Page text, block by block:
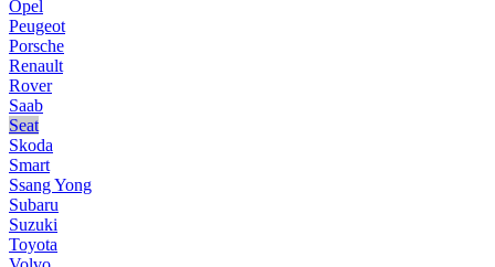
Opel
Peugeot
Porsche
Renault
Rover
Saab
Seat
Skoda
Smart
Ssang Yong
Subaru
Suzuki
Toyota